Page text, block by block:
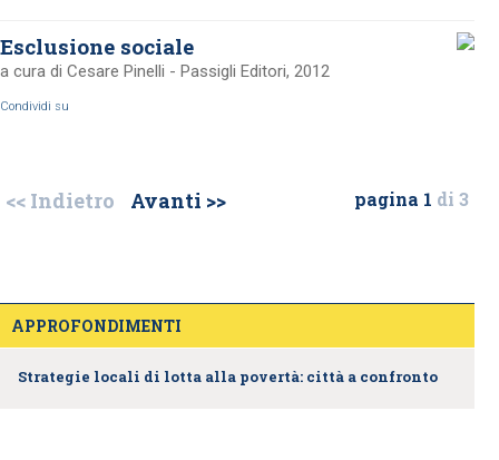
Esclusione sociale
a cura di Cesare Pinelli - Passigli Editori, 2012
Condividi su
<< Indietro Avanti >> pagina 1 di 3
APPROFONDIMENTI
Strategie locali di lotta alla povertà: città a confronto